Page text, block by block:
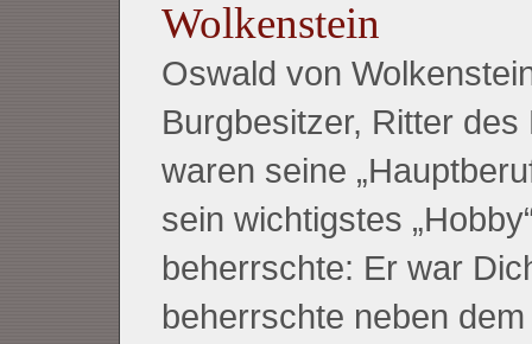
Wolkenstein
Oswald von
Burgbesitzer, Ritter
waren seine
sein wichtigstes
beherrschte: Er war
beherrschte neben